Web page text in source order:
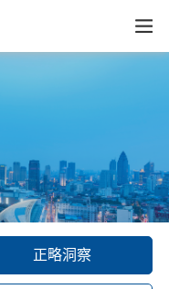
正略洞察